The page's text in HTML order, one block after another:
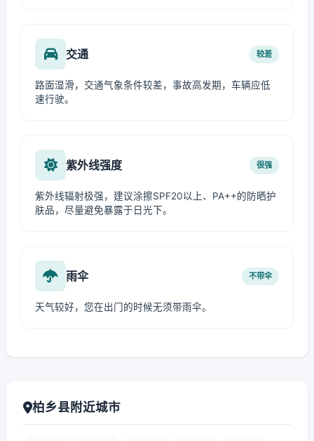
交通 较差
路面湿滑，交通气象条件较差，事故高发期，车辆应低
速行驶。
紫外线强度 很强
紫外线辐射极强，建议涂擦SPF20以上、PA++的防晒护
肤品，尽量避免暴露于日光下。
雨伞 不带伞
天气较好，您在出门的时候无须带雨伞。
柏乡县附近城市